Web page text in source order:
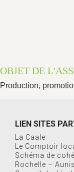
OBJET DE
Production,
LIEN SITES
La Caale
Le Comptoir
Schéma de
Rochelle – Aunis